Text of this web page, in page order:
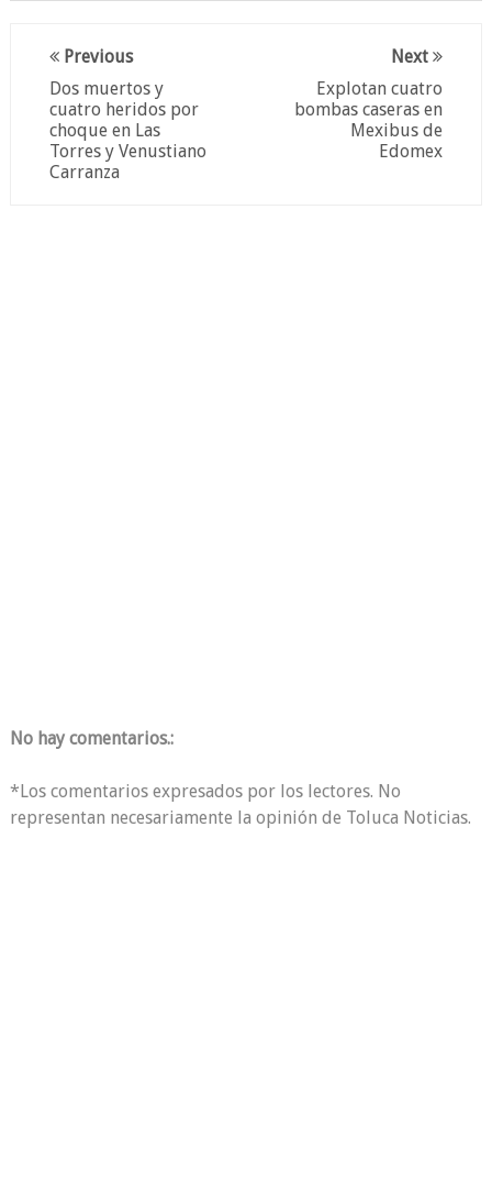
Next
Explotan cuatro
bombas caseras en
Mexibus de
Edomex
Previous
Dos muertos y
cuatro heridos por
choque en Las
Torres y Venustiano
Carranza
No hay comentarios.:
*Los comentarios expresados por los lectores. No
representan necesariamente la opinión de Toluca Noticias.